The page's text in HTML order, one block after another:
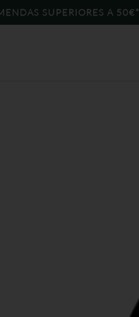
SUPERIORES A 50€*